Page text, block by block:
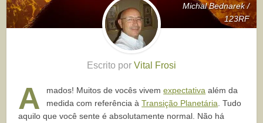
Michal Bednarek /
123RF
Escrito por Vital Frosi
A mados! Muitos de vocês vivemexpectativa além da
medida com referência àTransição Planetária . Tudo
aquilo que você sente é absolutamente normal. Não há